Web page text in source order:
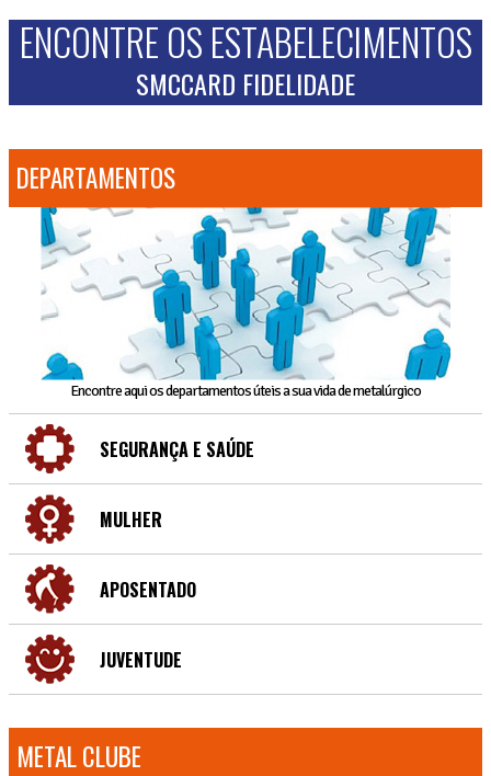
ENCONTRE OS ESTABELECIMENTOS
SMCCARD FIDELIDADE
DEPARTAMENTOS
Encontre aqui os departamentos úteis a sua vida de metalúrgico
SEGURANÇA E SAÚDE
MULHER
APOSENTADO
JUVENTUDE
METAL CLUBE